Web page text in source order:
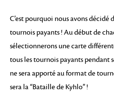
C’est pourquoi nous avons décidé
tournois payants ! Au début de
sélectionnerons une carte
tous les tournois payants pendant
ne sera apporté au format de
sera la “Bataille de Kyhlo” !